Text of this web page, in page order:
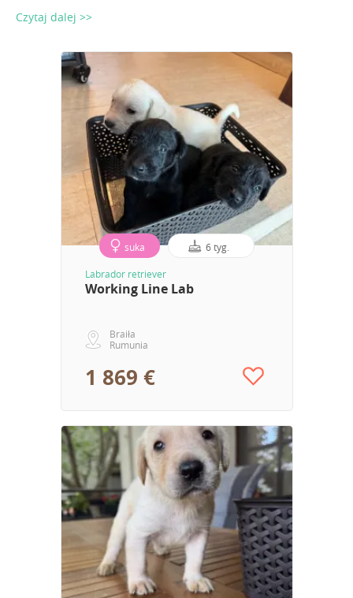
Czytaj dalej >>
suka 6 tyg.
Labrador retriever
Working Line Lab
Braiła
Rumunia
1 869 €